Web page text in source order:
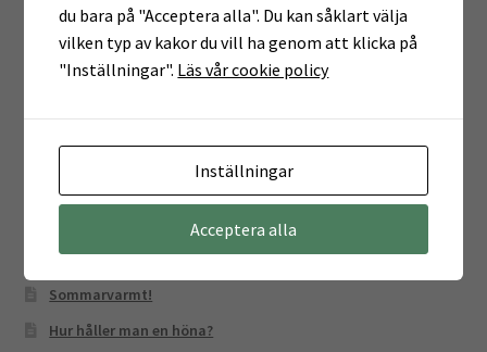
hönsskötsel
Kycklingar ruggande höns ryggskydd vaktlar
värme Äggkläckare
Sommarvarmt!
Hur håller man en höna?
du bara på "Acceptera alla". Du kan såklart välja
vilken typ av kakor du vill ha genom att klicka på
"Inställningar". Läs vår cookie policy
Inställningar
Acceptera alla